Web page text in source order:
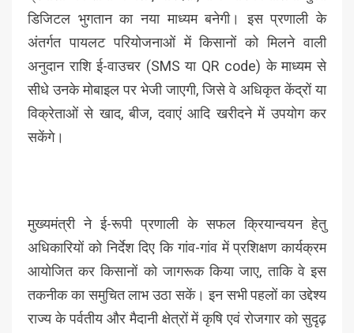
डिजिटल भुगतान का नया माध्यम बनेगी। इस प्रणाली के
अंतर्गत पायलट परियोजनाओं में किसानों को मिलने वाली
अनुदान राशि ई-वाउचर (SMS या QR code) के माध्यम से
सीधे उनके मोबाइल पर भेजी जाएगी, जिसे वे अधिकृत केंद्रों या
विक्रेताओं से खाद, बीज, दवाएं आदि खरीदने में उपयोग कर
सकेंगे।
मुख्यमंत्री ने ई-रूपी प्रणाली के सफल क्रियान्वयन हेतु
अधिकारियों को निर्देश दिए कि गांव-गांव में प्रशिक्षण कार्यक्रम
आयोजित कर किसानों को जागरूक किया जाए, ताकि वे इस
तकनीक का समुचित लाभ उठा सकें। इन सभी पहलों का उद्देश्य
राज्य के पर्वतीय और मैदानी क्षेत्रों में कृषि एवं रोजगार को सुदृढ़